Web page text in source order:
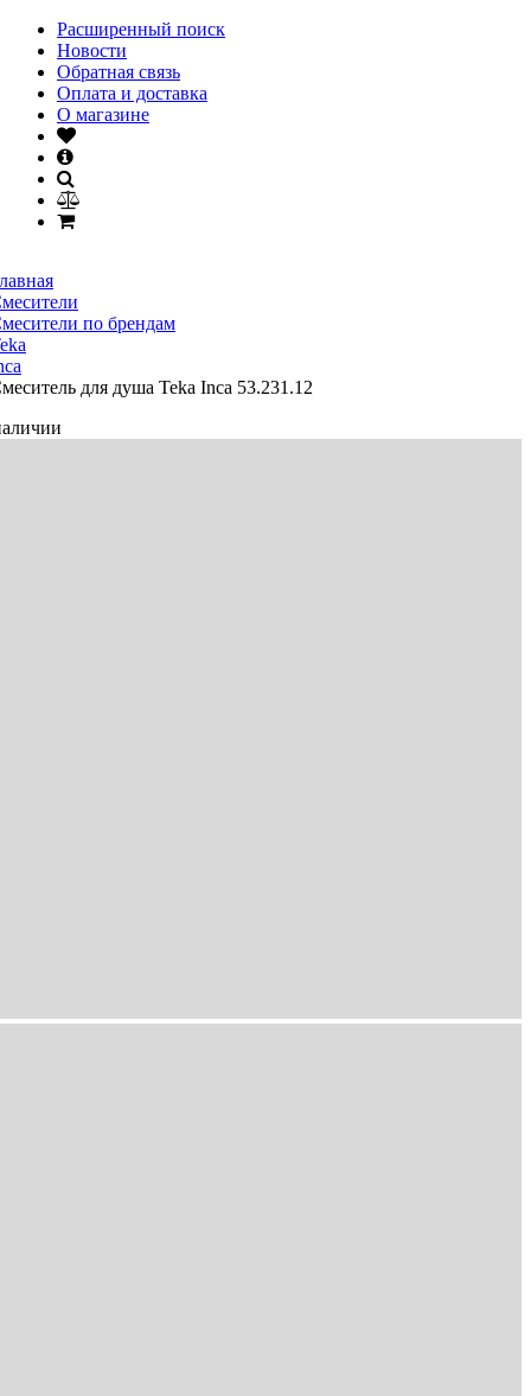
Расширенный поиск
Новости
Обратная связь
Оплата и доставка
О магазине
по брендам
для душа Teka Inca 53.231.12